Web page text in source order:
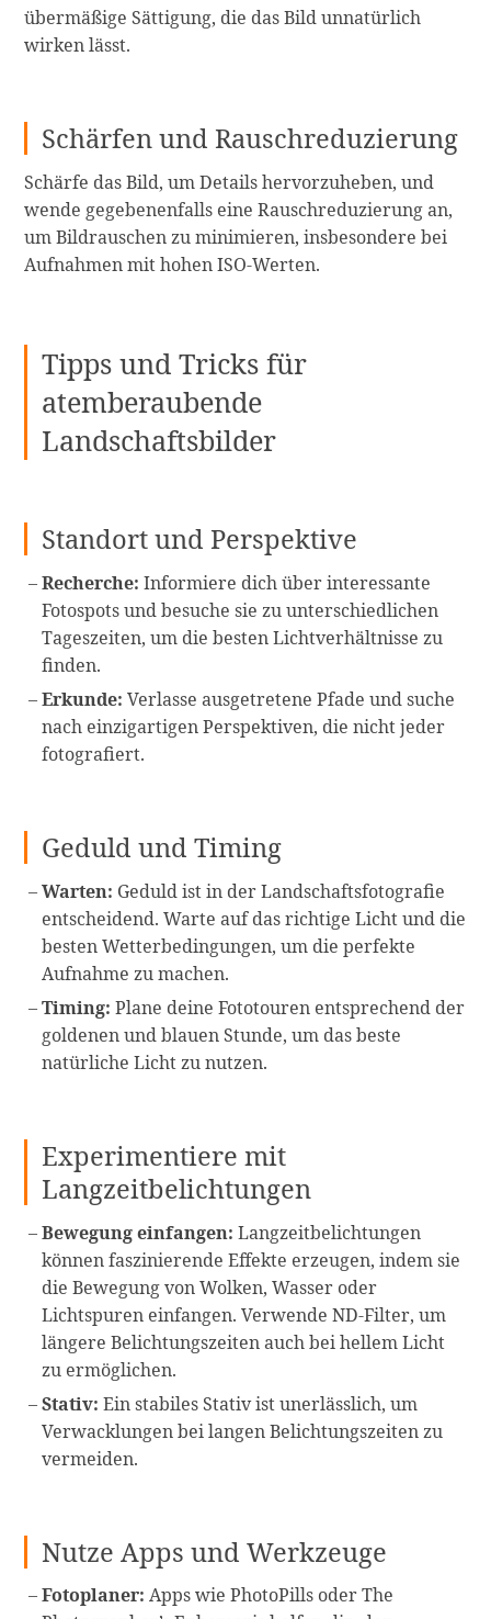
übermäßige Sättigung, die das Bild unnatürlich
wirken lässt.
Schärfen und Rauschreduzierung
Schärfe das Bild, um Details hervorzuheben, und
wende gegebenenfalls eine Rauschreduzierung an,
um Bildrauschen zu minimieren, insbesondere bei
Aufnahmen mit hohen ISO-Werten.
Tipps und Tricks für
atemberaubende
Landschaftsbilder
Standort und Perspektive
Recherche: Informiere dich über interessante
Fotospots und besuche sie zu unterschiedlichen
Tageszeiten, um die besten Lichtverhältnisse zu
finden.
Erkunde: Verlasse ausgetretene Pfade und suche
nach einzigartigen Perspektiven, die nicht jeder
fotografiert.
Geduld und Timing
Warten: Geduld ist in der Landschaftsfotografie
entscheidend. Warte auf das richtige Licht und die
besten Wetterbedingungen, um die perfekte
Aufnahme zu machen.
Timing: Plane deine Fototouren entsprechend der
goldenen und blauen Stunde, um das beste
natürliche Licht zu nutzen.
Experimentiere mit
Langzeitbelichtungen
Bewegung einfangen: Langzeitbelichtungen
können faszinierende Effekte erzeugen, indem sie
die Bewegung von Wolken, Wasser oder
Lichtspuren einfangen. Verwende ND-Filter, um
längere Belichtungszeiten auch bei hellem Licht
zu ermöglichen.
Stativ: Ein stabiles Stativ ist unerlässlich, um
Verwacklungen bei langen Belichtungszeiten zu
vermeiden.
Nutze Apps und Werkzeuge
Fotoplaner: Apps wie PhotoPills oder The